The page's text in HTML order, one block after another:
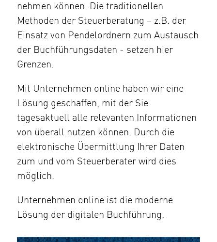
nehmen können. Die traditionellen
Methoden der Steuerberatung – z.B. der
Einsatz von Pendelordnern zum Austausch
der Buchführungsdaten - setzen hier
Grenzen.
Mit Unternehmen online haben wir eine
Lösung geschaffen, mit der Sie
tagesaktuell alle relevanten Informationen
von überall nutzen können. Durch die
elektronische Übermittlung Ihrer Daten
zum und vom Steuerberater wird dies
möglich.
Unternehmen online ist die moderne
Lösung der digitalen Buchführung.